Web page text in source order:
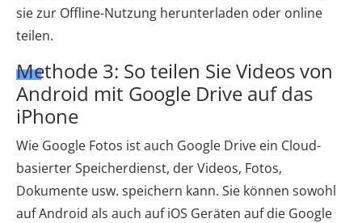
sie zur Offline-Nutzung herunterladen oder online
teilen.
Methode 3: So teilen Sie Videos von
Android mit Google Drive auf das
iPhone
Wie Google Fotos ist auch Google Drive ein Cloud-
basierter Speicherdienst, der Videos, Fotos,
Dokumente usw. speichern kann. Sie können sowohl
auf Android als auch auf iOS Geräten auf die Google